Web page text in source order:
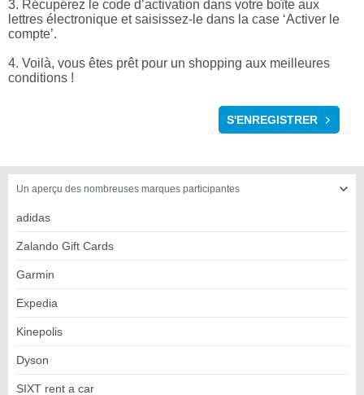
3. Récupérez le code d’activation dans votre boîte aux
lettres électronique et saisissez-le dans la case ‘Activer le
compte’.
4. Voilà, vous êtes prêt pour un shopping aux meilleures
conditions !
S'ENREGISTRER
Un aperçu des nombreuses marques participantes
adidas
Zalando Gift Cards
Garmin
Expedia
Kinepolis
Dyson
SIXT rent a car